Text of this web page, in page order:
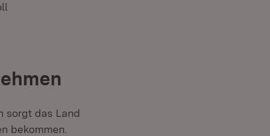
sorgt das Land
bekommen.